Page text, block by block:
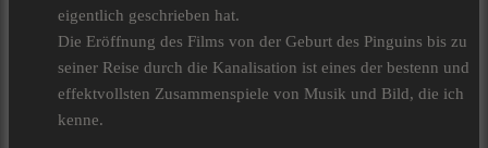
eigentlich geschrieben hat.
Die Eröffnung des Films von der Geburt des Pinguins bis zu
seiner Reise durch die Kanalisation ist eines der bestenn und
effektvollsten Zusammenspiele von Musik und Bild, die ich
kenne.